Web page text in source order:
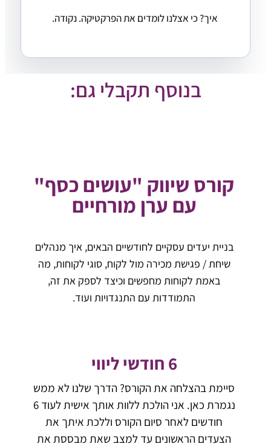
איך? כי אצלנו לומדים את הפרקטיקה. נקודה.
בנוסף תקבלי גם:
קורס שיווק "עושים כסף"
עם ערן מורחיים
בניית יעדים עסקיים לחודשיים הבאים, איך מנהלים
שיחת / פגישת מכירה מול לקוח, סוגי לקוחות, מה
באמת לקוחות מחפשים וכיצד לספק את זה,
התמודדות עם התנגדויות ועוד.
6 חודשי ליווי
סיימת בהצלחה את הקורס? הדרך שלנו לא ממש
נגמרת כאן. אני הולכת ללוות אותך אישית לעוד 6
חודשים לאחר סיום הקורס וללכת איתך את
הצעדים הראשונים עד למצב שאת מבססת את